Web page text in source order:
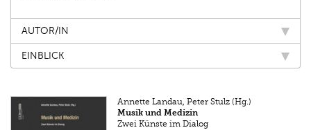
AUTOR/IN
EINBLICK
Annette Landau, Peter Stulz (Hg.)
Musik und Medizin
Zwei Künste im Dialog